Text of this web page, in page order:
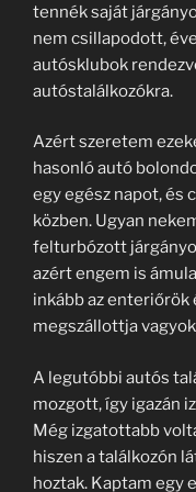
tennék saját
nem csillapodott,
autósklubok
autóstalálkozókra.
Azért szeretem
hasonló autó
egy egész napot, és
közben. Ugyan
felturbózott
azért engem is
inkább az enteriőrök
megszállottja
A legutóbbi autós
mozgott, így igazán
Még izgatottabb
hiszen a találkozón
hoztak. Kaptam egy